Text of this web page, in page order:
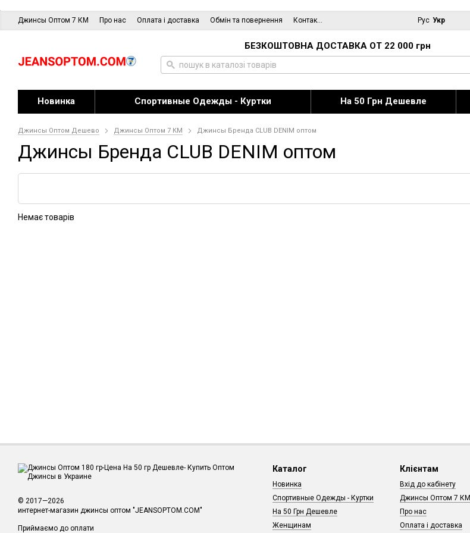
Джинсы Оптом 7 КМ Про нас Оплата і доставка Обмін та повернення Контактна інформація Рус Укр
БЕЗКОШТОВНА ДОСТАВКА ОТ 22 000 грн
Новинка Спортивные Одежды - Куртки На 50 Грн Дешевле
Джинсы Оптом Дешево Джинсы Оптом 7 КМ Джинсы Бренда CLUB DENIM оптом
Джинсы Бренда CLUB DENIM оптом
Немає товарів
© 2017—2026
интернет-магазин джинсы оптом "JEANSOPTOM.COM"
Приймаємо до оплати
Каталог
Новинка
Спортивные Одежды - Куртки
На 50 Грн Дешевле
Женщинам
Клієнтам
Вхід до кабінету
Джинсы Оптом 7 КМ
Про нас
Оплата і доставка